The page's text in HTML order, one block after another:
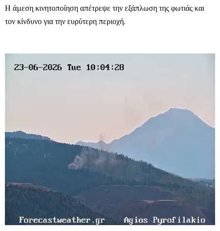
Η άμεση κινητοποίηση απέτρεψε την εξάπλωση της φωτιάς και
τον κίνδυνο για την ευρύτερη περιοχή.